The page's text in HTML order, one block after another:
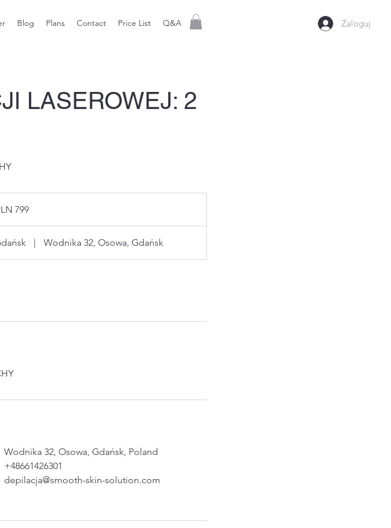
Zaloguj
Blog Plans Contact Price List Q&A
LASEROWEJ: 2
799
Wodnika 32, Osowa, Gdańsk
Wodnika 32, Osowa, Gdańsk, Poland
+48661426301
depilacja@smooth-skin-solution.com